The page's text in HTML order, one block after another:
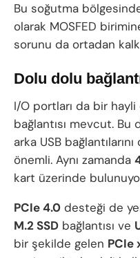
Bu soğutma
olarak MOSFED
sorunu da ortadan
Dolu dolu
I/O portları da bir
bağlantısı mevcut. Bu
arka USB
önemli. Aynı zamanda
kart üzerinde
PCIe 4.0 desteği de
M.2 SSD bağlantısı ve
bir şekilde gelen PCIe